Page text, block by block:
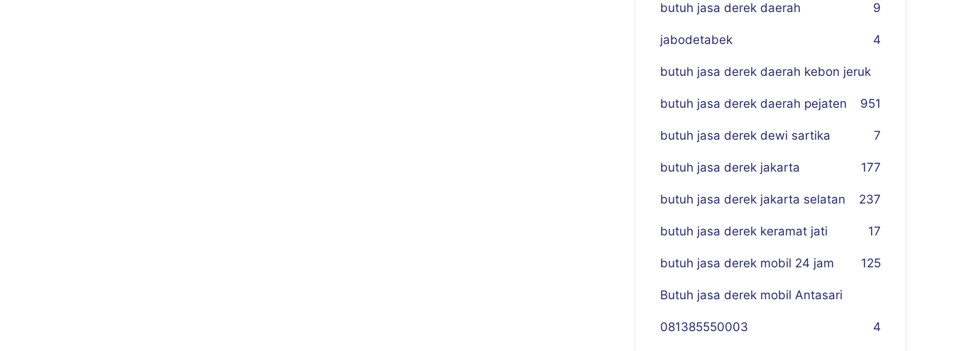
9
butuh jasa derek daerah
jabodetabek 4
butuh jasa derek daerah kebon jeruk
51
butuh jasa derek daerah pejaten 9
butuh jasa derek dewi sartika 7
butuh jasa derek jakarta 177
butuh jasa derek jakarta selatan 237
butuh jasa derek keramat jati 17
butuh jasa derek mobil 24 jam 125
Butuh jasa derek mobil Antasari
081385550003 4